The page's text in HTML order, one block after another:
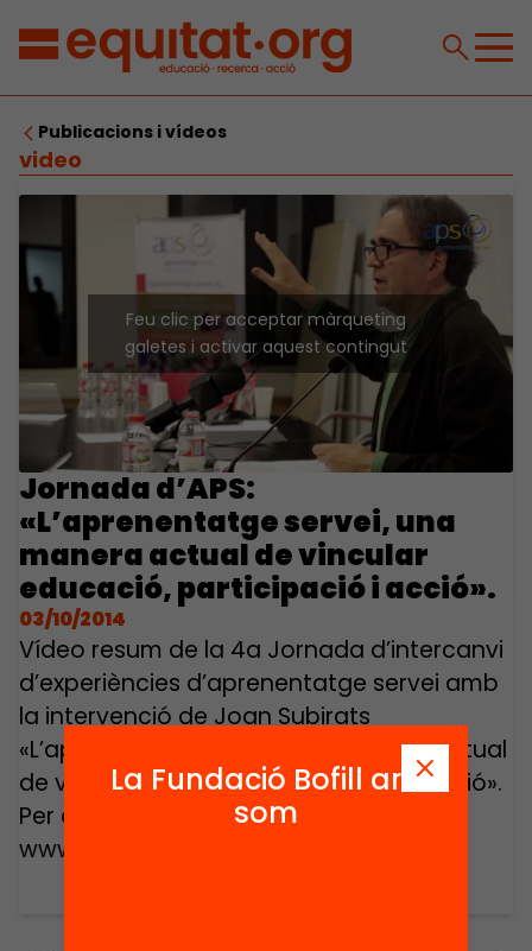
Publicacions i vídeos
video
Feu clic per acceptar màrqueting
galetes i activar aquest contingut
Jornada d’APS:
«L’aprenentatge servei, una
manera actual de vincular
educació, participació i acció».
03/10/2014
Vídeo resum de la 4a Jornada d’intercanvi
d’experiències d’aprenentatge servei amb
la intervenció de Joan Subirats
«L’aprenentatge servei, una manera actual
de vincular educació, participació i acció».
Per a més informació:
www.aprenentatgeservei.cat
La Fundació Bofill ara
som